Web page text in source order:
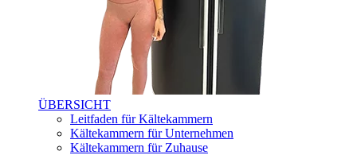
ÜBERSICHT
Leitfaden für Kältekammern
Kältekammern für Unternehmen
Kältekammern für Zuhause